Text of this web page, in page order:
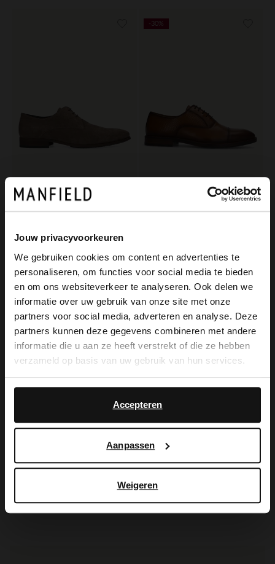
Jouw privacyvoorkeuren
We gebruiken cookies om content en advertenties te
personaliseren, om functies voor social media te bieden
en om ons websiteverkeer te analyseren. Ook delen we
informatie over uw gebruik van onze site met onze
partners voor social media, adverteren en analyse. Deze
partners kunnen deze gegevens combineren met andere
informatie die u aan ze heeft verstrekt of die ze hebben
verzameld op basis van uw gebruik van hun services.
Accepteren
Aanpassen
Weigeren
Manfield
Taupefarbene Veloursleder-Schnürschuhe Cognacfarbene Lederschnürschuhe
-30%
Marineblaue Lederschnürschuhe
139.98
83.99
-40%
×
View this website in English?
It looks like your language isn't Dutch. Would
you like to switch to English?
English